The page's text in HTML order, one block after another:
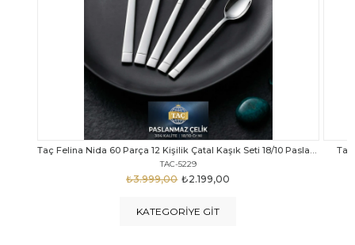
Taç Calista Tivoli 72 Parça 12 Kişilik Çatal Kaşık Bıçak Seti
TAC-5040
₺2.999,00
₺4.289,00
Taç
KATEGORIYE GIT